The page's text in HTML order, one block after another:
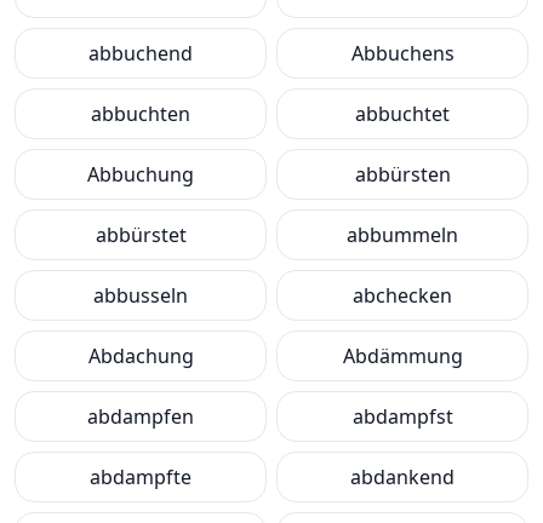
abbuchend Abbuchens
abbuchten abbuchtet
Abbuchung abbürsten
abbürstet abbummeln
abbusseln abchecken
Abdachung Abdämmung
abdampfen abdampfst
abdampfte abdankend